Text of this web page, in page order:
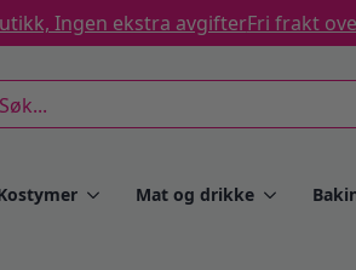
Ingen ekstra avgifterFri frakt
Mat og drikke